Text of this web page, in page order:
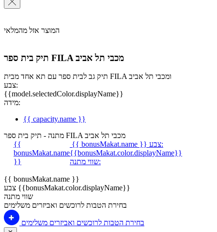
המוצר אזל מהמלאי
תיק בית ספר FILA מכבי תל אביב
תיק גב לבית ספר עם תא אחד מבית FILA ומכבי תל אביב
צבע:
{{model.selectedColor.displayName}}
מידה:
{{ capacity.name }}
מתנה - תיק בית ספר FILA מכבי תל אביב
{{
bonusMakat.name
}}
{{ bonusMakat.name }}
צבע:
{{bonusMakat.color.displayName}}
שווי מתנה:
{{ bonusMakat.name }}
צבע {{bonusMakat.color.displayName}}
שווי מתנה
בחירת הטבות לרוכשים ואביזרים משלימים
בחירת הטבות לרוכשים ואביזרים משלימים